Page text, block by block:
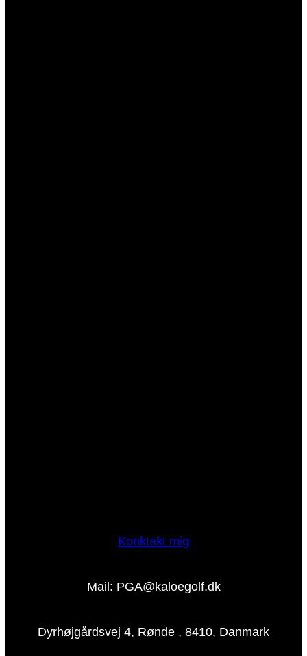
Konktakt mig
Mail: PGA@kaloegolf.dk
Dyrhøjgårdsvej 4, Rønde , 8410, Danmark